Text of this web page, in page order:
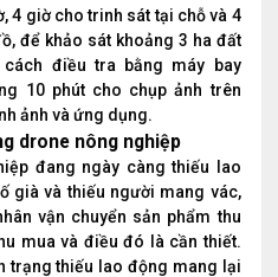
4 giờ cho trinh sát tại chỗ và 4
để khảo sát khoảng 3 ha đất
điều tra bằng máy bay
10 phút cho chụp ảnh trên
ảnh và ứng dụng.
drone nông nghiệp
đang ngày càng thiếu lao
già và thiếu người mang vác,
vận chuyển sản phẩm thu
mua và điều đó là cần thiết.
trạng thiếu lao động mang lại